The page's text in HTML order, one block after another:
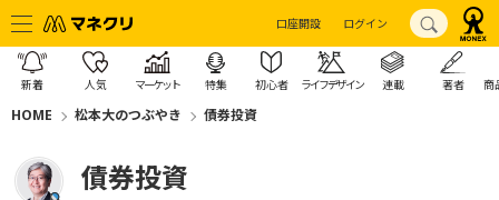
口座開設 ログイン
新着 人気 マーケット 特集 初心者 ライフデザイン 連載 著者 商
HOME 松本大のつぶやき 債券投資
債券投資